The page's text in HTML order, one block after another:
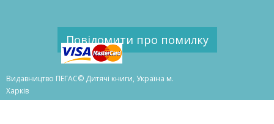
Повідомити про помилку
Видавництво ПЕГАС© Дитячі книги, Україна м.
Харків